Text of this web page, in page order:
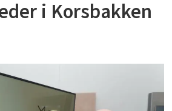
i Korsbakken